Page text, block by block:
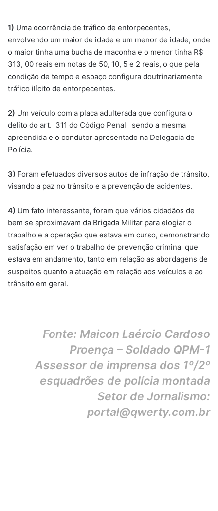
1) Uma ocorrência de tráfico de entorpecentes,
envolvendo um maior de idade e um menor de idade, onde
o maior tinha uma bucha de maconha e o menor tinha R$
313, 00 reais em notas de 50, 10, 5 e 2 reais, o que pela
condição de tempo e espaço configura doutrinariamente
tráfico ilícito de entorpecentes.
2) Um veículo com a placa adulterada que configura o
delito do art. 311 do Código Penal, sendo a mesma
apreendida e o condutor apresentado na Delegacia de
Polícia.
3) Foram efetuados diversos autos de infração de trânsito,
visando a paz no trânsito e a prevenção de acidentes.
4) Um fato interessante, foram que vários cidadãos de
bem se aproximavam da Brigada Militar para elogiar o
trabalho e a operação que estava em curso, demonstrando
satisfação em ver o trabalho de prevenção criminal que
estava em andamento, tanto em relação as abordagens de
suspeitos quanto a atuação em relação aos veículos e ao
trânsito em geral.
Fonte: Maicon Laércio Cardoso
Proença – Soldado QPM-1
Assessor de imprensa dos 1º/2º
esquadrões de polícia montada
Setor de Jornalismo:
portal@qwerty.com.br